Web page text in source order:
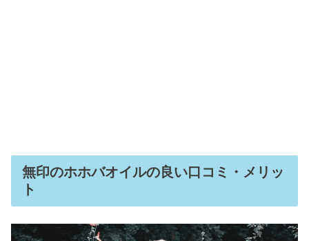
無印のホホバオイルの良い口コミ・メリッ
ト